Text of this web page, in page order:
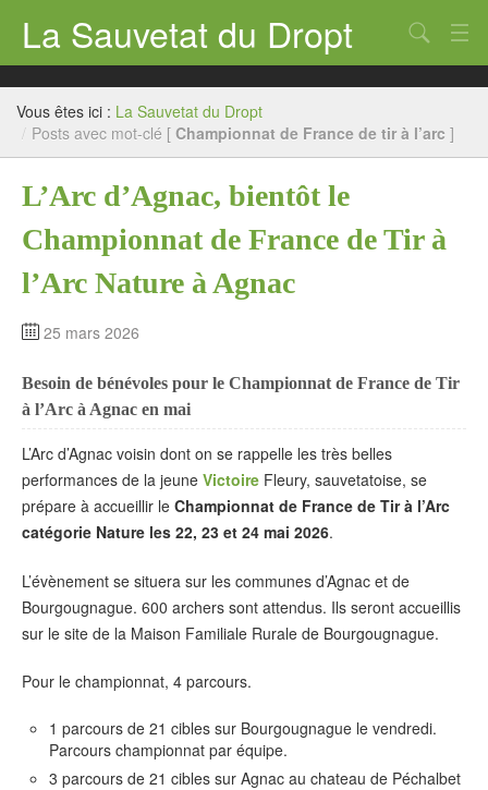
La Sauvetat du Dropt
Accueil
Mairie
Contact
Chercher
Vous êtes ici : La Sauvetat du Dropt
/ Posts avec mot-clé [ Championnat de France de tir à l’arc ]
L’Arc d’Agnac, bientôt le
Championnat de France de Tir à
l’Arc Nature à Agnac
25 mars 2026
Besoin de bénévoles pour le Championnat de France de Tir
à l’Arc à Agnac en mai
L’Arc d’Agnac voisin dont on se rappelle les très belles
performances de la jeune Victoire Fleury, sauvetatoise, se
prépare à accueillir le Championnat de France de Tir à l’Arc
catégorie Nature les 22, 23 et 24 mai 2026.
L’évènement se situera sur les communes d’Agnac et de
Bourgougnague. 600 archers sont attendus. Ils seront accueillis
sur le site de la Maison Familiale Rurale de Bourgougnague.
Pour le championnat, 4 parcours.
1 parcours de 21 cibles sur Bourgougnague le vendredi.
Parcours championnat par équipe.
3 parcours de 21 cibles sur Agnac au chateau de Péchalbet